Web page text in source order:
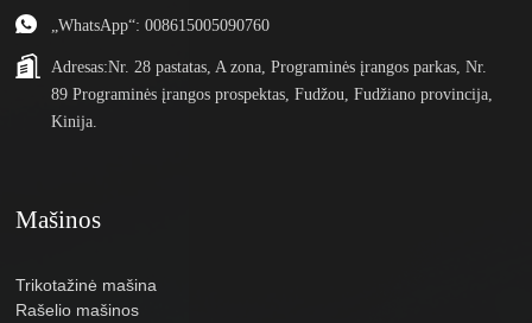
„WhatsApp“: 008615005090760
Adresas:Nr. 28 pastatas, A zona, Programinės įrangos parkas, Nr.
89 Programinės įrangos prospektas, Fudžou, Fudžiano provincija,
Kinija.
Mašinos
Trikotažinė mašina
Rašelio mašinos